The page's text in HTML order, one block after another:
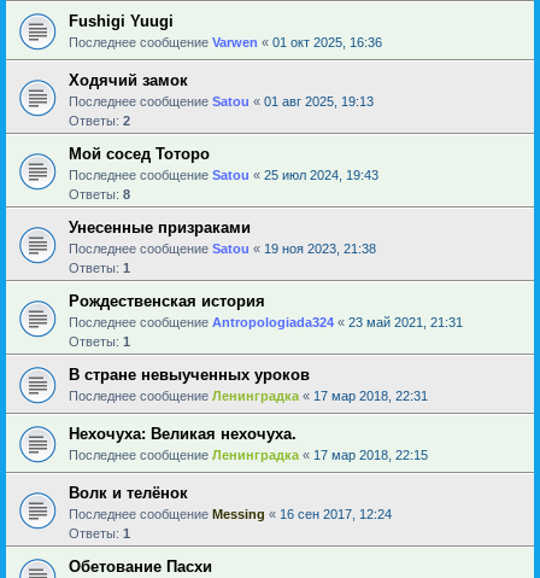
Fushigi Yuugi
Последнее сообщение Varwen « 01 окт 2025, 16:36
Ходячий замок
Последнее сообщение Satou « 01 авг 2025, 19:13
Ответы: 2
Мой сосед Тоторо
Последнее сообщение Satou « 25 июл 2024, 19:43
Ответы: 8
Унесенные призраками
Последнее сообщение Satou « 19 ноя 2023, 21:38
Ответы: 1
Рождественская история
Последнее сообщение Antropologiada324 « 23 май 2021, 21:31
Ответы: 1
В стране невыученных уроков
Последнее сообщение Ленинградка « 17 мар 2018, 22:31
Нехочуха: Великая нехочуха.
Последнее сообщение Ленинградка « 17 мар 2018, 22:15
Волк и телёнок
Последнее сообщение Messing « 16 сен 2017, 12:24
Ответы: 1
Обетование Пасхи